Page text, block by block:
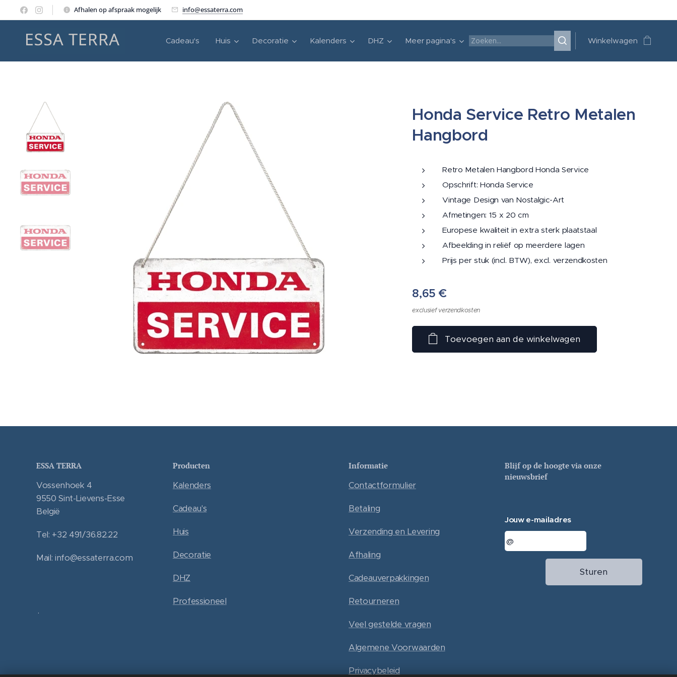
Afhalen op afspraak mogelijk info@essaterra.com
Cadeau's Huis Decoratie Kalenders DHZ Meer pagina's Winkelwagen
Honda Service Retro Metalen
Hangbord
Retro Metalen Hangbord Honda Service
Opschrift: Honda Service
Vintage Design van Nostalgic-Art
Afmetingen: 15 x 20 cm
Europese kwaliteit in extra sterk plaatstaal
Afbeelding in reliëf op meerdere lagen
Prijs per stuk (incl. BTW), excl. verzendkosten
8,65 €
exclusief verzendkosten
Toevoegen aan de winkelwagen
ESSA TERRA
Vossenhoek 4
9550 Sint-Lievens-Esse
België
Tel: +32 491/36.82.22
Mail: info@essaterra.com
.
Producten
Kalenders
Cadeau's
Huis
Decoratie
DHZ
Professioneel
Informatie
Contactformulier
Betaling
Verzending en Levering
Afhaling
Cadeauverpakkingen
Retourneren
Veel gestelde vragen
Algemene Voorwaarden
Privacybeleid
Blijf op de hoogte via onze
nieuwsbrief
Jouw e-mailadres
Sturen